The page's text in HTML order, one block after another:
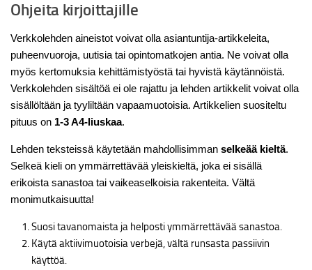
Ohjeita kirjoittajille
Verkkolehden aineistot voivat olla asiantuntija-artikkeleita,
puheenvuoroja, uutisia tai opintomatkojen antia. Ne voivat olla
myös kertomuksia kehittämistyöstä tai hyvistä käytännöistä.
Verkkolehden sisältöä ei ole rajattu ja lehden artikkelit voivat olla
sisällöltään ja tyyliltään vapaamuotoisia. Artikkelien suositeltu
pituus on 1-3 A4-liuskaa.
Lehden teksteissä käytetään mahdollisimman selkeää kieltä.
Selkeä kieli on ymmärrettävää yleiskieltä, joka ei sisällä
erikoista sanastoa tai vaikeaselkoisia rakenteita. Vältä
monimutkaisuutta!
Suosi tavanomaista ja helposti ymmärrettävää sanastoa.
Käytä aktiivimuotoisia verbejä, vältä runsasta passiivin
käyttöä.